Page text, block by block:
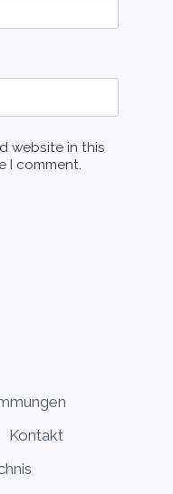
website in this
I comment.
Kontakt